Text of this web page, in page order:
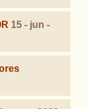
15 - jun -